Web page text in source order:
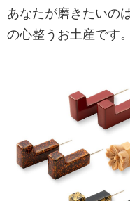
あなたが磨きたいの
の心整うお土産です。